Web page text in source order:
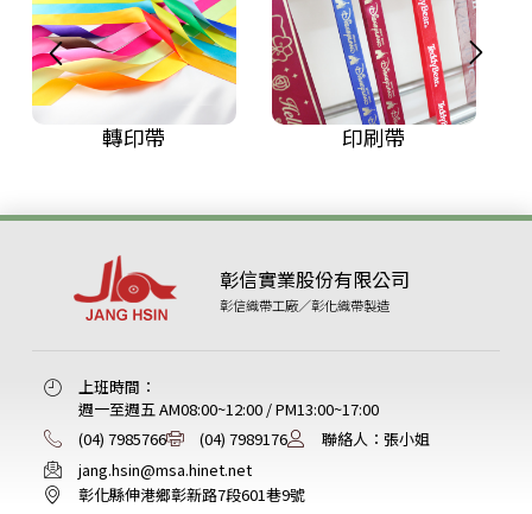
轉印帶 印刷帶
彰信實業股份有限公司
彰信織帶工廠／彰化織帶製造
上班時間：
週一至週五 AM08:00~12:00 / PM13:00~17:00
(04) 7985766
(04) 7989176
聯絡人：張小姐
jang.hsin@msa.hinet.net
彰化縣伸港鄉彰新路7段601巷9號